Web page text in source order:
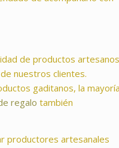
de productos artesanos
nuestros clientes.
gaditanos, la mayoría
regalo también
productores artesanales